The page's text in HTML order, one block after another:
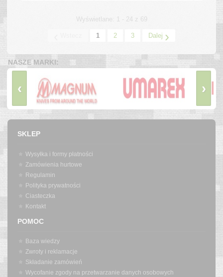
Wyświetlane: 1 - 24 z 69
1 2 3 Dalej ›
NASZE MARKI:
‹ ›
SKLEP
Wysyłka i formy płatności
Zamówienia hurtowe
Regulamin
Polityka prywatności
Ciasteczka
Kontakt
POMOC
Baza wiedzy
Zwroty i reklamacje
Składanie zamówień
Wycofanie zgody na przetwarzanie danych osobowych